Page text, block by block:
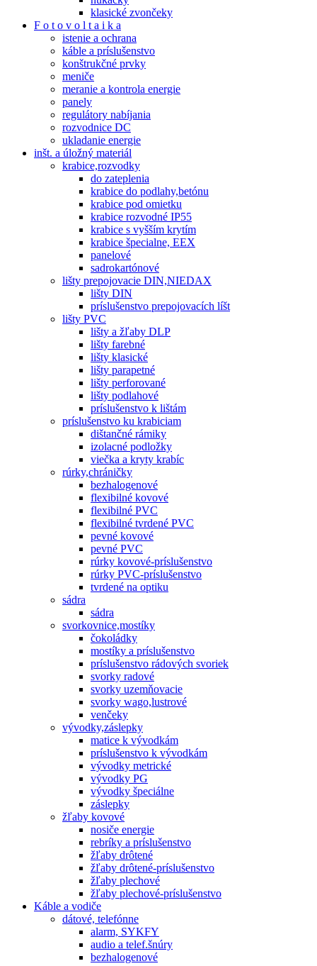
klasické zvončeky
F o t o v o l t a i k a
istenie a ochrana
káble a príslušenstvo
konštrukčné prvky
meniče
meranie a kontrola energie
panely
regulátory nabíjania
rozvodnice DC
ukladanie energie
inšt. a úložný materiál
krabice,rozvodky
do zateplenia
krabice do podlahy,betónu
krabice pod omietku
krabice rozvodné IP55
krabice s vyšším krytím
krabice špecialne, EEX
panelové
sadrokartónové
lišty prepojovacie DIN,NIEDAX
lišty DIN
príslušenstvo prepojovacích líšt
lišty PVC
lišty a žľaby DLP
lišty farebné
lišty klasické
lišty parapetné
lišty perforované
lišty podlahové
príslušenstvo k lištám
príslušenstvo ku krabiciam
dištančné rámiky
izolacné podložky
viečka a kryty krabíc
rúrky,chráničky
bezhalogenové
flexibilné kovové
flexibilné PVC
flexibilné tvrdené PVC
pevné kovové
pevné PVC
rúrky kovové-príslušenstvo
rúrky PVC-príslušenstvo
tvrdené na optiku
sádra
sádra
svorkovnice,mostíky
čokoládky
mostíky a príslušenstvo
príslušenstvo rádových svoriek
svorky radové
svorky uzemňovacie
svorky wago,lustrové
venčeky
vývodky,záslepky
matice k vývodkám
príslušenstvo k vývodkám
vývodky metrické
vývodky PG
vývodky špeciálne
záslepky
žľaby kovové
nosiče energie
rebríky a príslušenstvo
žľaby drôtené
žľaby drôtené-príslušenstvo
žľaby plechové
žľaby plechové-príslušenstvo
Káble a vodiče
dátové, telefónne
alarm, SYKFY
audio a telef.šnúry
bezhalogenové